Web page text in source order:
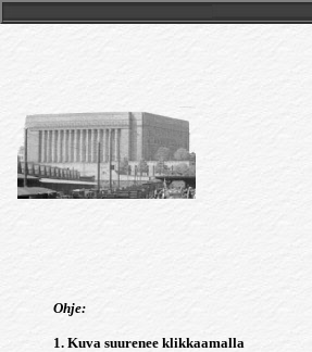
Ohje:
1. Kuva suurenee klikkaamalla